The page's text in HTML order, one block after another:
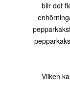
blir det
Vilken